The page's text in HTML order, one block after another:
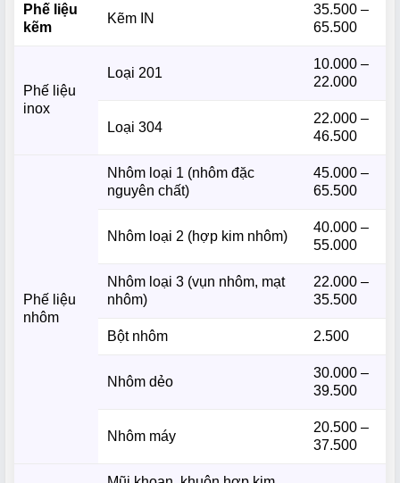
Phế liệu
kẽm
Kẽm IN
35.500 –
65.500
Phế liệu
inox
Loại 201
10.000 –
22.000
Loại 304
22.000 –
46.500
Phế liệu
nhôm
Nhôm loại 1 (nhôm đặc
nguyên chất)
45.000 –
65.500
Nhôm loại 2 (hợp kim nhôm)
40.000 –
55.000
Nhôm loại 3 (vụn nhôm, mạt
nhôm)
22.000 –
35.500
Bột nhôm 2.500
Nhôm dẻo
30.000 –
39.500
Nhôm máy
20.500 –
37.500